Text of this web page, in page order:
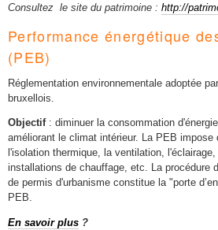
Consultez le site du patrimoine : http://
Performance énergétique
(PEB)
Réglementation environnementale adoptée
bruxellois.
Objectif: diminuer la consommation
améliorant le climat intérieur. La PEB
l'isolation thermique, la ventilation,
installations de chauffage, etc. La procédure
de permis d'urbanisme constitue la "porte
PEB.
En savoir plus ?